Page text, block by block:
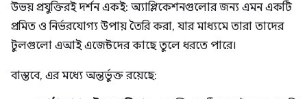
উভয় প্রযুক্তিরই দর্শন একই: অ্যাপ্লিকেশনগুলোর জন্য এমন একটি
প্রমিত ও নির্ভরযোগ্য উপায় তৈরি করা, যার মাধ্যমে তারা তাদের
টুলগুলো এআই এজেন্টদের কাছে তুলে ধরতে পারে।
বাস্তবে, এর মধ্যে অন্তর্ভুক্ত রয়েছে: